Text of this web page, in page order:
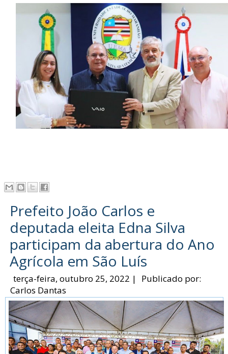
Prefeito João Carlos e
deputada eleita Edna Silva
participam da abertura do Ano
Agrícola em São Luís
terça-feira, outubro 25, 2022 |
Publicado por:
Carlos Dantas